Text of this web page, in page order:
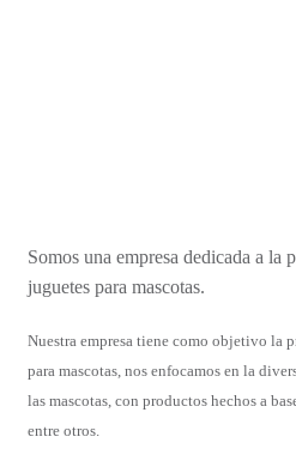
Somos una empresa dedicada a la
juguetes para mascotas.
Nuestra empresa tiene como objetivo la
para mascotas, nos enfocamos en la
las mascotas, con productos hechos a
entre otros.